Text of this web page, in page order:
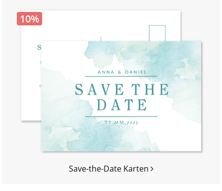
10%
Save-the-Date Karten